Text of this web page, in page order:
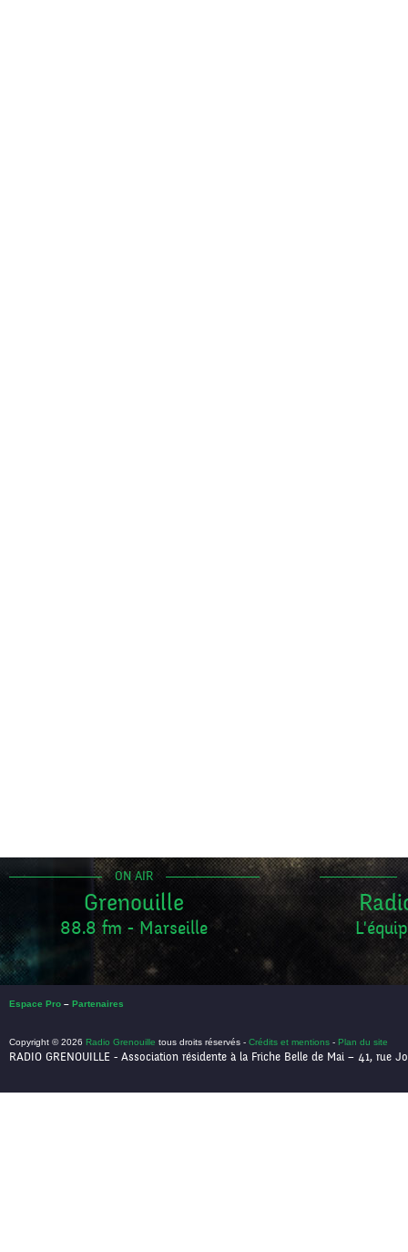
ON AIR
Grenouille
88.8 fm - Marseille
Espace Pro – Partenaires
Copyright © 2026 Radio Grenouille tous droits réservés - Crédits et mentions - Plan du site
RADIO GRENOUILLE - Association résidente à la Friche Belle de Mai – 41, rue